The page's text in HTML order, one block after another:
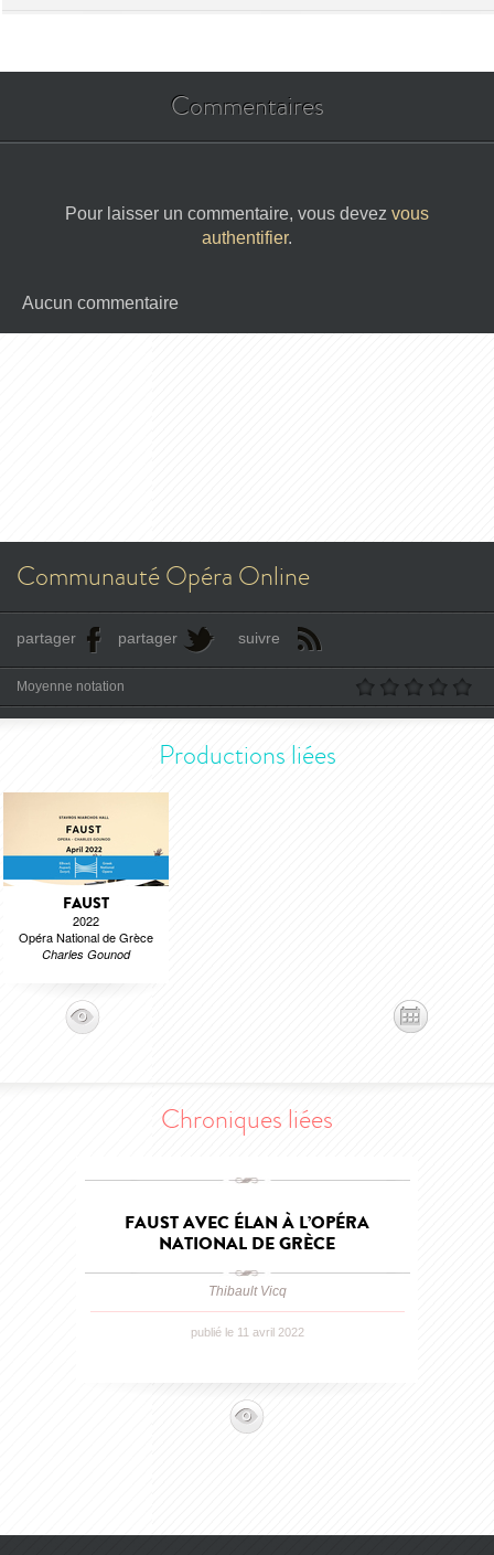
Commentaires
Pour laisser un commentaire, vous devez vous
authentifier.
Aucun commentaire
Communauté Opéra Online
partager partager suivre
Moyenne notation
Productions liées
FAUST
2022
Opéra National de Grèce
Charles Gounod
Chroniques liées
FAUST AVEC ÉLAN À L’OPÉRA
NATIONAL DE GRÈCE
Thibault Vicq
publié le 11 avril 2022